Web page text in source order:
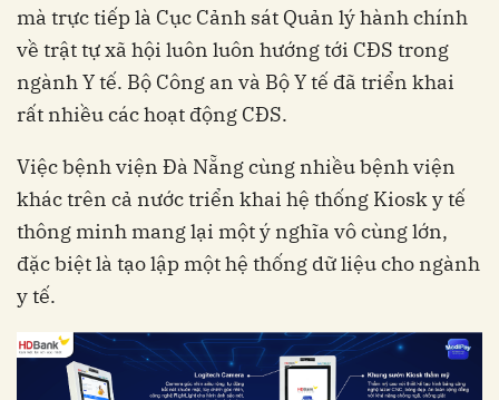
mà trực tiếp là Cục Cảnh sát Quản lý hành chính
về trật tự xã hội luôn luôn hướng tới CĐS trong
ngành Y tế. Bộ Công an và Bộ Y tế đã triển khai
rất nhiều các hoạt động CĐS.
Việc bệnh viện Đà Nẵng cùng nhiều bệnh viện
khác trên cả nước triển khai hệ thống Kiosk y tế
thông minh mang lại một ý nghĩa vô cùng lớn,
đặc biệt là tạo lập một hệ thống dữ liệu cho ngành
y tế.